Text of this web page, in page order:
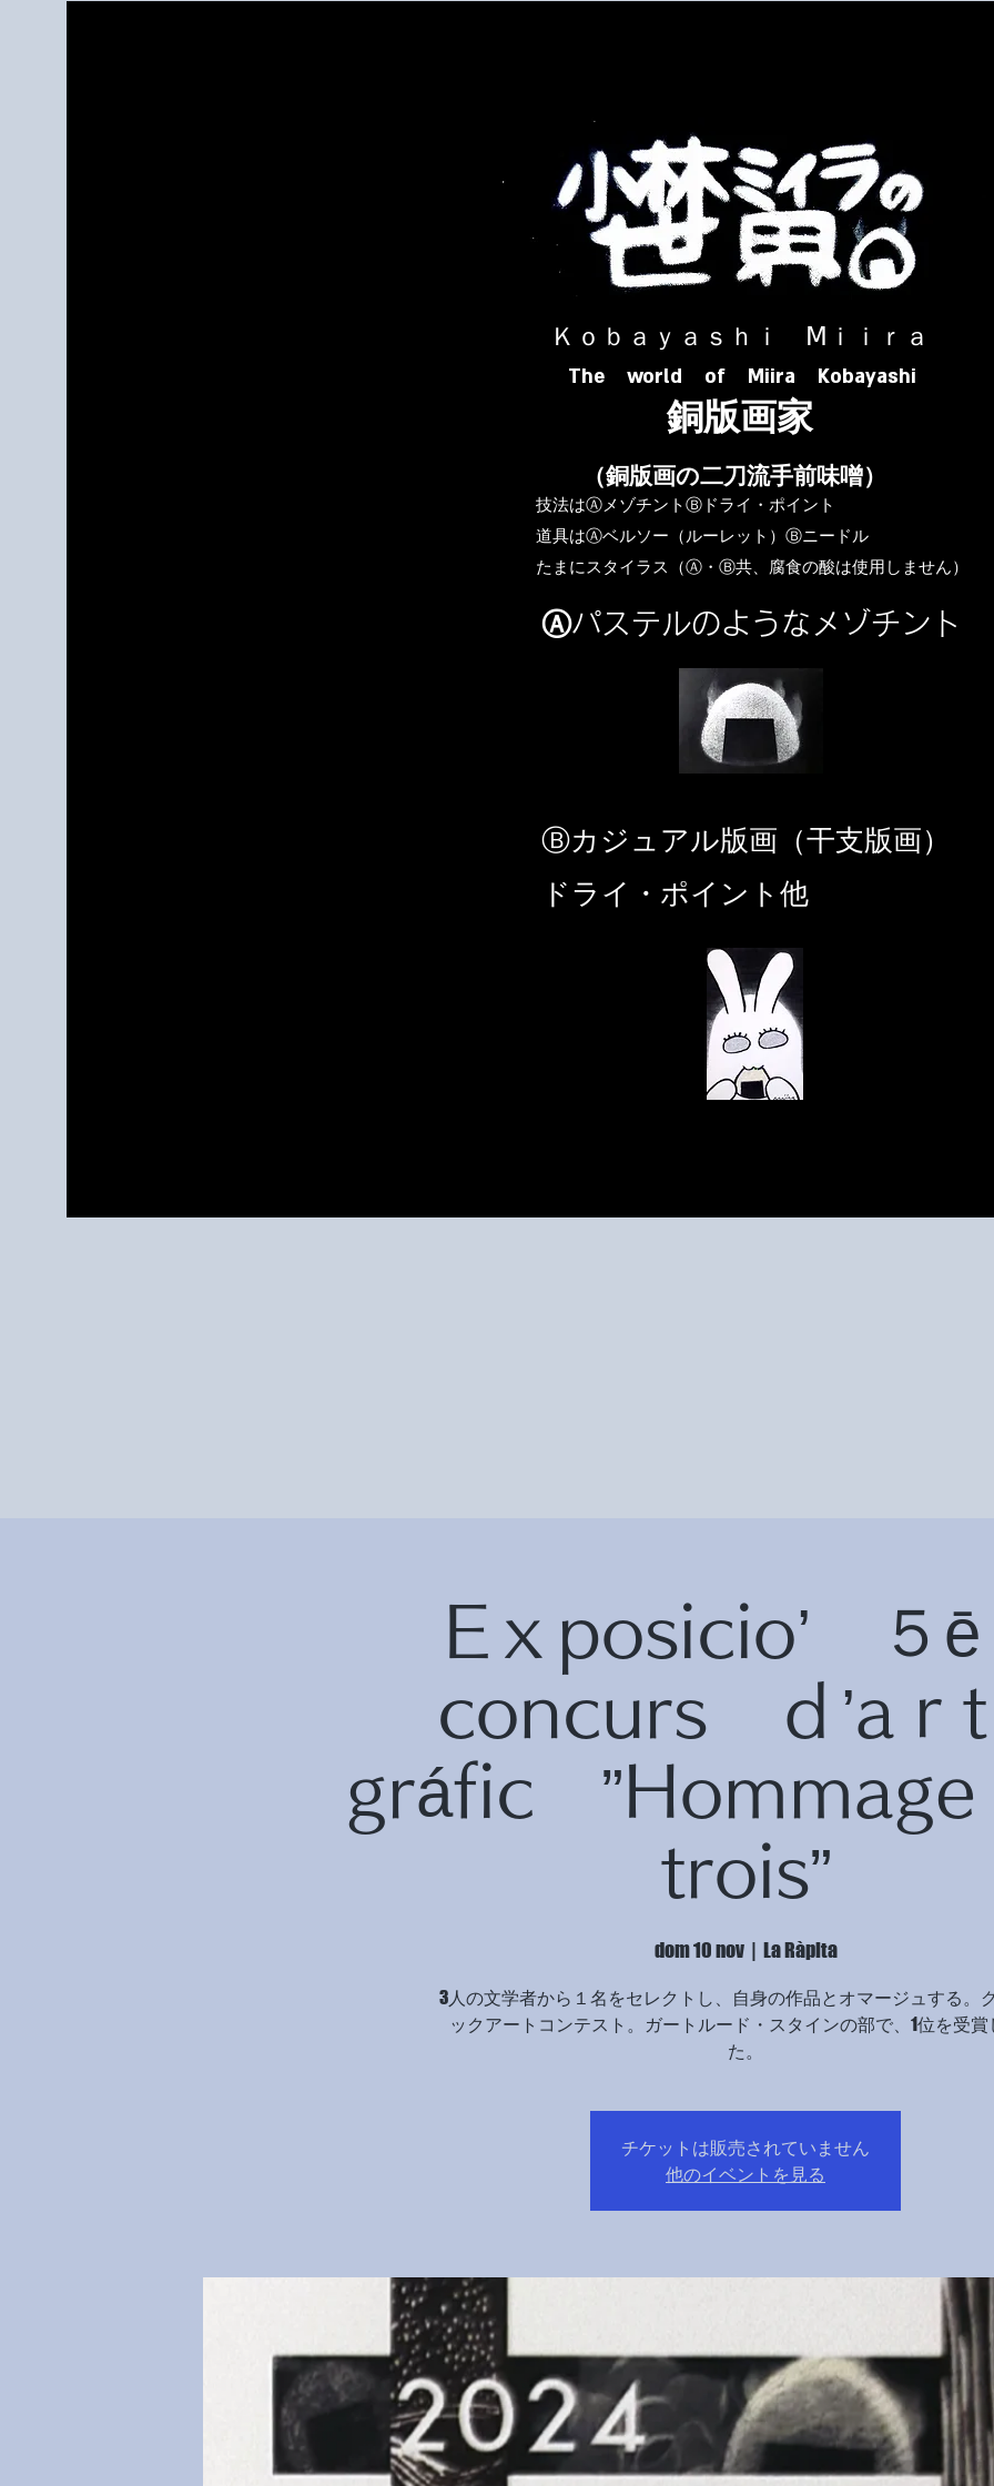
​ Ｋｏｂａｙａｓｈｉ Ⅿｉｉｒａ​
The world of Miira Kobayashi
​銅版画家
​（銅版画の二刀流手前味噌）
​技法はⒶメゾチントⒷドライ・ポイント
道具はⒶベルソー（ルーレット）Ⓑニードル
​たまにスタイラス（Ⓐ・Ⓑ共、腐食の酸は使用しません）
Ⓐパステルのようなメゾチント
​Ⓑカジュアル版画（干支版画）
ドライ・ポイント他
Eｘposicio’ ５
concurs ｄ’a
gráfic
trois”
dom 10 nov
  |
La Ràpita
3人の文学者から１名をセレクトし、自身の作品とオマージュする。
ックアートコンテスト。ガートルード・スタインの部で、1位を受賞
た。
チケットは販売されていません
他のイベントを見る